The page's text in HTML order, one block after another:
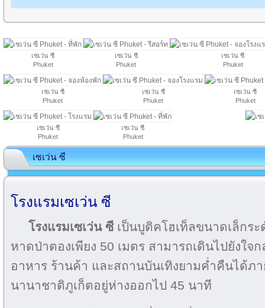
เซเว่น ซี
Phuket
เซเว่น ซี
Phuket
เซเว่น ซี
Phuket
เซเว่น ซี
Phuket
เซเว่น ซี
Phuket
เซเว่น ซี
Phuket
เซเว่น ซี
Phuket
เซเว่น ซี
Phuket
เซเว่น ซี
โรงแรมเซเว่น ซี
โรงแรมเซเว่น ซี เป็นบูติคโฮเท็ลขนาดเล็กร
หาดป่าตองเพียง 50 เมตร สามารถเดินไปยังใจ
อาหาร ร้านค้า และสถานบันเทิงยามค่ำคืนได้ภ
นานาชาติภูเก็ตอยู่ห่างออกไป 45 นาที